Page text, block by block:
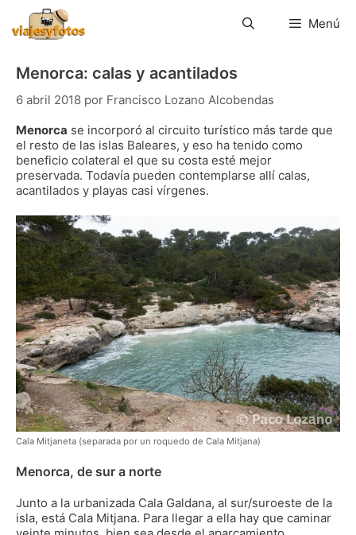
contenido
Menú
Menorca: calas y acantilados
6 abril 2018 por Francisco Lozano Alcobendas
Menorca se incorporó al circuito turístico más tarde que
el resto de las islas Baleares, y eso ha tenido como
beneficio colateral el que su costa esté mejor
preservada. Todavía pueden contemplarse allí calas,
acantilados y playas casi vírgenes.
Cala Mitjaneta (separada por un roquedo de Cala Mitjana)
Menorca, de sur a norte
Junto a la urbanizada Cala Galdana, al sur/suroeste de la
isla, está Cala Mitjana. Para llegar a ella hay que caminar